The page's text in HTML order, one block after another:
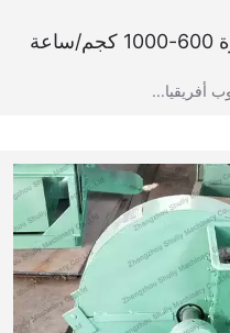
ماكينة حلاقة خشب تجارية بقدرة 600-1000 كجم/ساعة
أفريقيا...